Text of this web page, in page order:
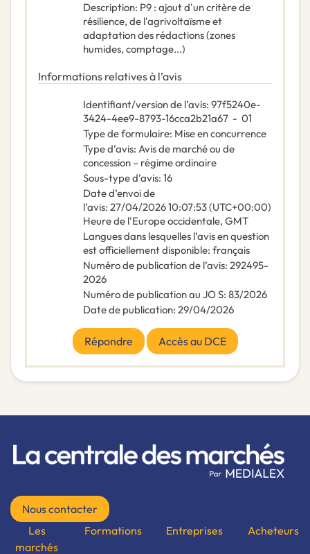
Description: P9 : ajout d'un critère de
résilience, de l'agrivoltaïsme et
adaptation des rédactions (zones
humides, comptage...)
Informations relatives à l’avis
Identifiant/version de l’avis: 97f5240e-
3424-4ee9-8793-16cca2b21a67 - 01
Type de formulaire: Mise en concurrence
Type d’avis: Avis de marché ou de
concession – régime ordinaire
Sous-type d’avis: 16
Date d’envoi de
l’avis: 27/04/202610:07:53 (UTC+00:00)
Heure de l'Europe occidentale, GMT
Langues dans lesquelles l’avis en question
est officiellement disponible: français
Numéro de publication de l’avis: 292495-
2026
Numéro de publication au JO S: 83/2026
Date de publication: 29/04/2026
Répondre Accès au DCE
Nous contacter
Les
marchés
Formations Entreprises Acheteurs